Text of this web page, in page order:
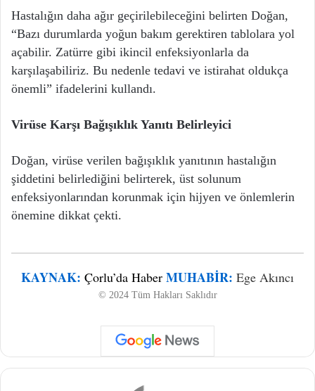
Hastalığın daha ağır geçirilebileceğini belirten Doğan,
“Bazı durumlarda yoğun bakım gerektiren tablolara yol
açabilir. Zatürre gibi ikincil enfeksiyonlarla da
karşılaşabiliriz. Bu nedenle tedavi ve istirahat oldukça
önemli” ifadelerini kullandı.
Virüse Karşı Bağışıklık Yanıtı Belirleyici
Doğan, virüse verilen bağışıklık yanıtının hastalığın
şiddetini belirlediğini belirterek, üst solunum
enfeksiyonlarından korunmak için hijyen ve önlemlerin
önemine dikkat çekti.
KAYNAK: Çorlu’da Haber MUHABIR: Ege Akıncı
© 2024 Tüm Hakları Saklıdır